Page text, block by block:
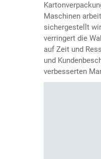
Maschinen
sichergestellt
verringert die
auf Zeit und
und
verbesserten